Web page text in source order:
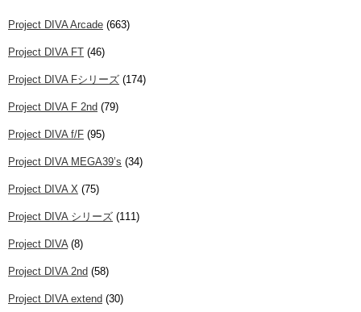
Project DIVA Arcade (663)
Project DIVA FT (46)
Project DIVA Fシリーズ (174)
Project DIVA F 2nd (79)
Project DIVA f/F (95)
Project DIVA MEGA39’s (34)
Project DIVA X (75)
Project DIVA シリーズ (111)
Project DIVA(8)
Project DIVA 2nd (58)
Project DIVA extend (30)